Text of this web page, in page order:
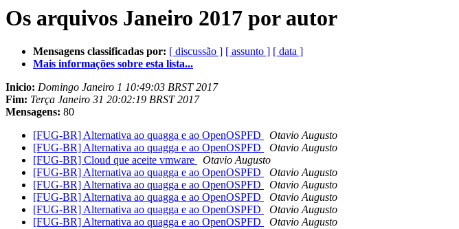
Os arquivos Janeiro 2017 por autor
Mensagens classificadas por: [ discussão ] [ assunto ] [ data ]
Mais informações sobre esta lista...
Inicio: Domingo Janeiro 1 10:49:03 BRST 2017
Fim: Terça Janeiro 31 20:02:19 BRST 2017
Mensagens: 80
[FUG-BR] Alternativa ao quagga e ao OpenOSPFD
Otavio Augusto
[FUG-BR] Alternativa ao quagga e ao OpenOSPFD
Otavio Augusto
[FUG-BR] Cloud que aceite vmware
Otavio Augusto
[FUG-BR] Alternativa ao quagga e ao OpenOSPFD
Otavio Augusto
[FUG-BR] Alternativa ao quagga e ao OpenOSPFD
Otavio Augusto
[FUG-BR] Alternativa ao quagga e ao OpenOSPFD
Otavio Augusto
[FUG-BR] Alternativa ao quagga e ao OpenOSPFD
Otavio Augusto
[FUG-BR] Alternativa ao quagga e ao OpenOSPFD
Otavio Augusto